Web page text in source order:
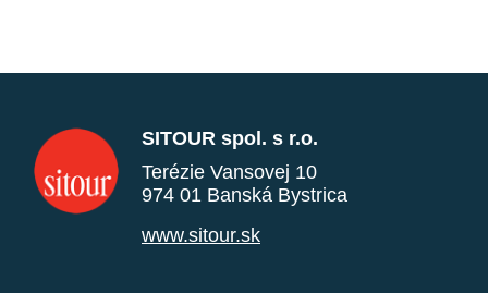
SITOUR spol. s r.o.
Terézie Vansovej 10
974 01 Banská Bystrica
www.sitour.sk